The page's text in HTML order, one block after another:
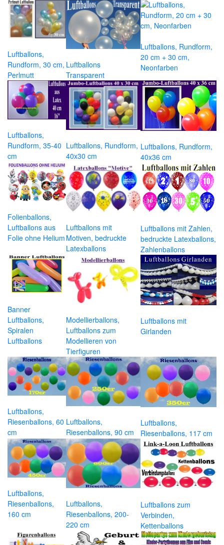
Luftballons,
Rundform, 30 cm,
Perlmutt
Luftballons
Transparent
Luftballons, Rundform,
20 cm + 30 cm,
Neonfarben
Luftballons,
Rundform, 35-40
cm
Luftballons, Rundform,
40x30 cm
Luftballons, Rundform,
40x36 cm
Folienballons,
Luftballons aus
Folie ohne Helium
Luftballons mit
Motiven, bedruckte
Latexballons
Luftballons mit Zahlen,
bedruckte Latexballons,
Zahlenballons
Banner
Luftballons,
Spiralen
Luftballons
Modellierballons,
Luftballons zum
Modellieren von
Tierfiguren
Luftballons mit
Girlanden
Luftballons,
Riesenballons, 60
cm
Luftballons,
Riesenballons, 90 cm
Luftballons,
Riesenballons, 117 cm
Luftballons,
Riesenballons,
160 cm
Luftballons,
Riesenballons, 200-
220 cm
Luftballons zum
Verbinden,
Kettenballons